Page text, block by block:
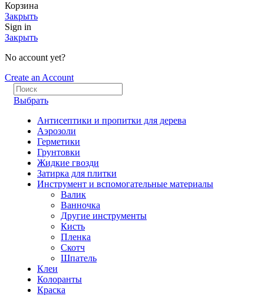
Корзина
Закрыть
Sign in
Закрыть
No account yet?
Create an Account
Выбрать
Антисептики и пропитки для дерева
Аэрозоли
Герметики
Грунтовки
Жидкие гвозди
Затирка для плитки
Инструмент и вспомогательные материалы
Валик
Ванночка
Другие инструменты
Кисть
Пленка
Скотч
Шпатель
Клеи
Колоранты
Краска